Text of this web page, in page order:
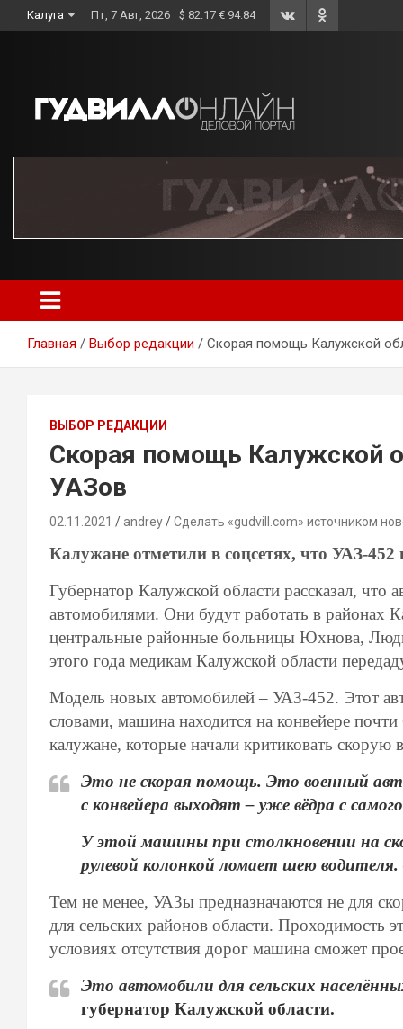
to
Калуга Пт, 7 Авг, 2026 $ 82.17 € 94.84
Главная Выбор редакции Скорая помощь Калужской
ВЫБОР РЕДАКЦИИ
Скорая помощь Калужской
УАЗов
02.11.2021 andrey Сделать «gudvill.com» источником
Калужане отметили в соцсетях, что УАЗ-
Губернатор Калужской области рассказал,
автомобилями. Они будут работать в районах
центральные районные больницы Юхнова,
этого года медикам Калужской области
Модель новых автомобилей – УАЗ-452. Этот
словами, машина находится на конвейере
калужане, которые начали критиковать скорую
Это не скорая помощь. Это военный
с конвейера выходят – уже вёдра с
У этой машины при столкновении на
рулевой колонкой ломает шею водителя.
Тем не менее, УАЗы предназначаются не для
для сельских районов области. Проходимость
условиях отсутствия дорог машина сможет
Это автомобили для сельских
губернатор Калужской области.